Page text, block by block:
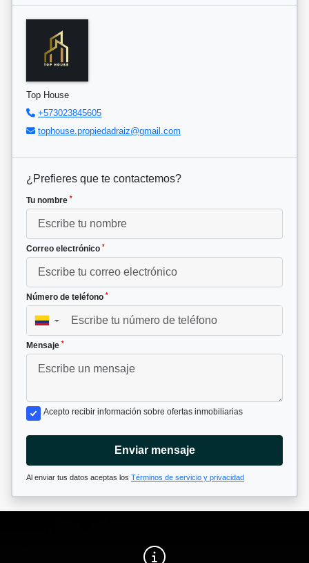
Top House
+573023845605
tophouse.propiedadraiz@gmail.com
¿Prefieres que te contactemos?
Tu nombre *
Correo electrónico *
Número de teléfono *
▼
Mensaje *
Acepto recibir información sobre ofertas inmobiliarias
Enviar mensaje
Al enviar tus datos aceptas los Términos de servicio y privacidad